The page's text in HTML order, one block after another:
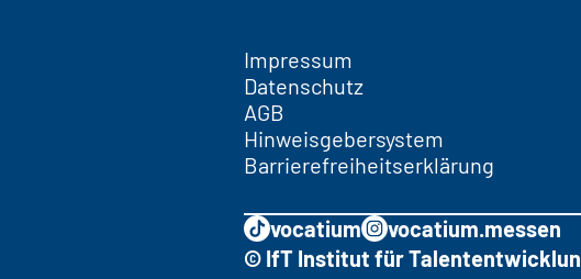
Impressum
Datenschutz
AGB
Hinweisgebersystem
Barrierefreiheitserklärung
vocatium
vocatium.messen
© IfT Institut für